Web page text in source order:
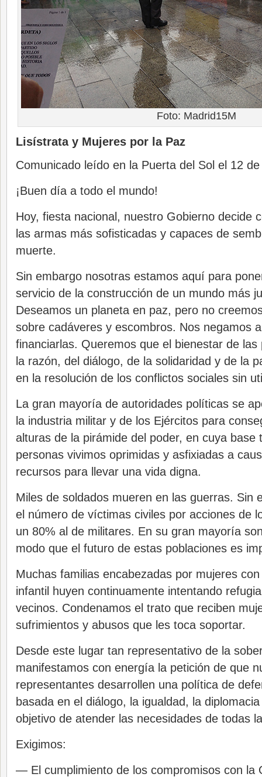
Foto: Madrid15M
Lisístrata y Mujeres por la Paz
Comunicado leído en la Puerta del Sol el 12
¡Buen día a todo el mundo!
Hoy, fiesta nacional, nuestro Gobierno decide
las armas más sofisticadas y capaces de
muerte.
Sin embargo nosotras estamos aquí para
servicio de la construcción de un mundo más
Deseamos un planeta en paz, pero no
sobre cadáveres y escombros. Nos negamos
financiarlas. Queremos que el bienestar de
la razón, del diálogo, de la solidaridad y de la
en la resolución de los conflictos sociales sin
La gran mayoría de autoridades políticas se
la industria militar y de los Ejércitos para
alturas de la pirámide del poder, en cuya base
personas vivimos oprimidas y asfixiadas a
recursos para llevar una vida digna.
Miles de soldados mueren en las guerras. Sin
el número de víctimas civiles por acciones de
un 80% al de militares. En su gran mayoría
modo que el futuro de estas poblaciones es
Muchas familias encabezadas por mujeres
infantil huyen continuamente intentando
vecinos. Condenamos el trato que reciben
sufrimientos y abusos que les toca soportar.
Desde este lugar tan representativo de la
manifestamos con energía la petición de que
representantes desarrollen una política de
basada en el diálogo, la igualdad, la
objetivo de atender las necesidades de todas
Exigimos:
— El cumplimiento de los compromisos con la